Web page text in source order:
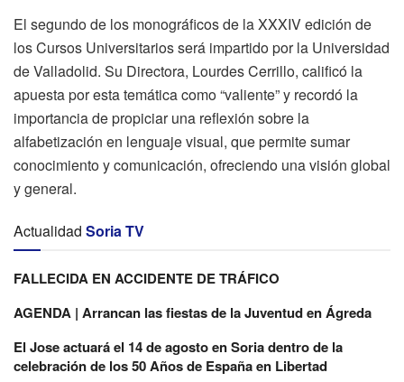
El segundo de los monográficos de la XXXIV edición de
los Cursos Universitarios será impartido por la Universidad
de Valladolid. Su Directora, Lourdes Cerrillo, calificó la
apuesta por esta temática como “valiente” y recordó la
importancia de propiciar una reflexión sobre la
alfabetización en lenguaje visual, que permite sumar
conocimiento y comunicación, ofreciendo una visión global
y general.
Actualidad Soria TV
FALLECIDA EN ACCIDENTE DE TRÁFICO
AGENDA | Arrancan las fiestas de la Juventud en Ágreda
El Jose actuará el 14 de agosto en Soria dentro de la
celebración de los 50 Años de España en Libertad